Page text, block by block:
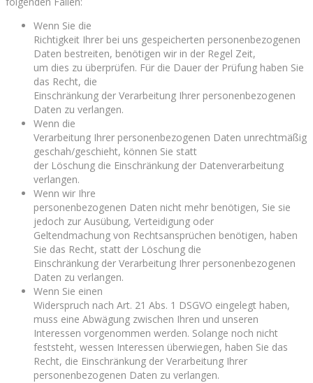
Wenn Sie die
Richtigkeit Ihrer bei uns gespeicherten personenbezogenen
Daten bestreiten, benötigen wir in der Regel Zeit,
um dies zu überprüfen. Für die Dauer der Prüfung haben Sie
das Recht, die
Einschränkung der Verarbeitung Ihrer personenbezogenen
Daten zu verlangen.
Wenn die
Verarbeitung Ihrer personenbezogenen Daten unrechtmäßig
geschah/geschieht, können Sie statt
der Löschung die Einschränkung der Datenverarbeitung
verlangen.
Wenn wir Ihre
personenbezogenen Daten nicht mehr benötigen, Sie sie
jedoch zur Ausübung, Verteidigung oder
Geltendmachung von Rechtsansprüchen benötigen, haben
Sie das Recht, statt der Löschung die
Einschränkung der Verarbeitung Ihrer personenbezogenen
Daten zu verlangen.
Wenn Sie einen
Widerspruch nach Art. 21 Abs. 1 DSGVO eingelegt haben,
muss eine Abwägung zwischen Ihren und unseren
Interessen vorgenommen werden. Solange noch nicht
feststeht, wessen Interessen überwiegen, haben Sie das
Recht, die Einschränkung der Verarbeitung Ihrer
personenbezogenen Daten zu verlangen.